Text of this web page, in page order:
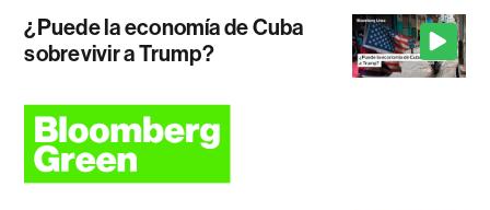
¿Puede la economía de Cuba
sobrevivir a Trump?